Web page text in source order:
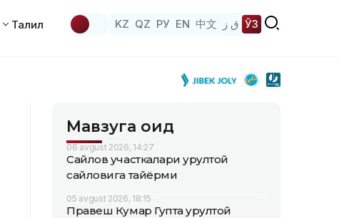
Таҳлил KZ QZ РУ EN 中文 ق ز ЎЗ
Мавзуга оид
06 avgust 2026, 14:27
Сайлов участкалари Қурултой
сайловига тайёрми
05 avgust 2026, 18:15
Правеш Кумар Гупта Қурултой